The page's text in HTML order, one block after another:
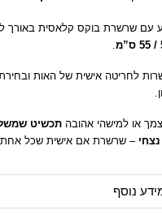
עם שרשרת בוקס קלאסית באורך
.
לחריטה אישית של האות
או למישהי אהובה תכשיט
נצחי – שרשרת אם אישית שכל
נוסף